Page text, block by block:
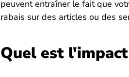
peuvent entraîner le fait que
rabais sur des articles ou des
Quel est